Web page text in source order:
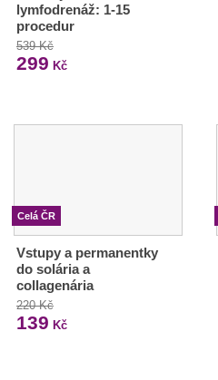
lymfodrenáž: 1-15
procedur
539 Kč
299 Kč
Celá ČR
Vstupy a permanentky
do solária a
collagenária
220 Kč
139 Kč